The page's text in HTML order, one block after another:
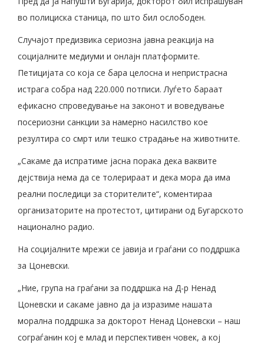
во полициска станица, по што бил ослободен.
Случајот предизвика сериозна јавна реакција на
социјалните медиуми и онлајн платформите.
Петицијата со која се бара целосна и непристрасна
истрага собра над 220.000 потписи. Луѓето бараат
ефикасно спроведување на законот и воведување
посериозни санкции за намерно насилство кое
резултира со смрт или тешко страдање на животните.
„Сакаме да испратиме јасна порака дека ваквите
дејствија нема да се толерираат и дека мора да има
реални последици за сторителите“, коментираа
организаторите на протестот, цитирани од Бугарското
национално радио.
На социјалните мрежи се јавија и граѓани со поддршка
за Цоневски.
„Ние, група на граѓани за поддршка на Д-р Ненад
Цоневски и сакаме јавно да ја изразиме нашата
морална поддршка за докторот Ненад Цоневски – наш
сограѓанин кој е млад и перспективен човек, а кој